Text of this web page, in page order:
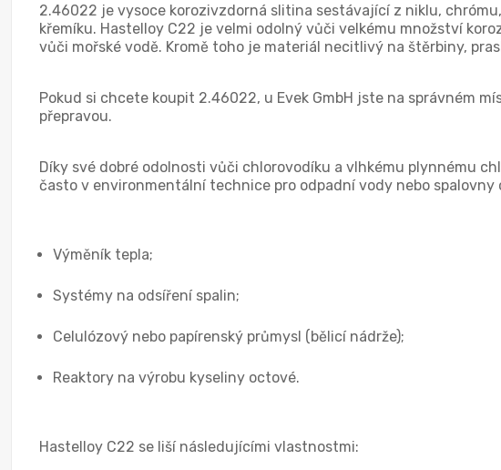
2.46022 je vysoce korozivzdorná slitina sestávající z niklu,
křemíku. Hastelloy C22 je velmi odolný vůči velkému množství
vůči mořské vodě. Kromě toho je materiál necitlivý na štěrbiny,
Pokud si chcete koupit 2.46022, u Evek GmbH jste na správném
přepravou.
Díky své dobré odolnosti vůči chlorovodíku a vlhkému plynnému
často v environmentální technice pro odpadní vody nebo
Výměník tepla;
Systémy na odsíření spalin;
Celulózový nebo papírenský průmysl (bělicí nádrže);
Reaktory na výrobu kyseliny octové.
Hastelloy C22 se liší následujícími vlastnostmi: